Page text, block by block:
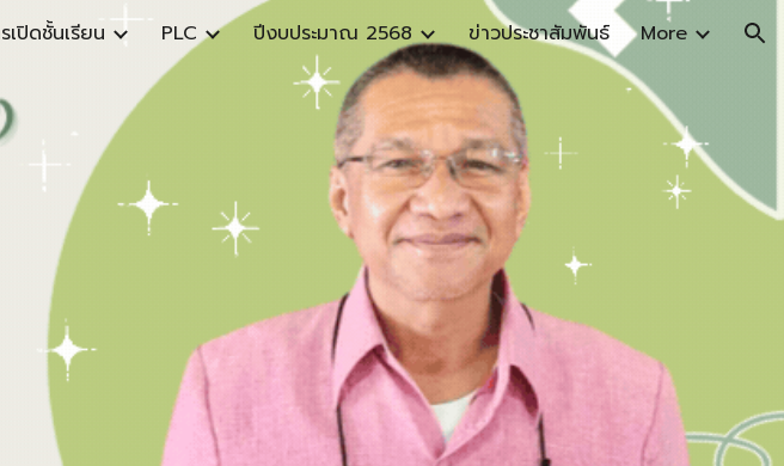
Skip to navigation
เปิดชั้นเรียน PLC ปีงบประมาณ 2568 ข่าวประชาสัมพันธ์ More